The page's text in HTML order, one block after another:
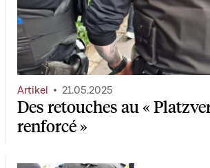
Des retouches au «
renforcé »
Artikel 21.05.2025